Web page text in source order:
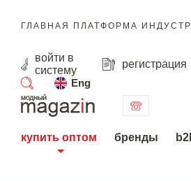
ГЛАВНАЯ ПЛАТФОРМА
войти в
систему
регистрация
Eng
поиск
купить оптом бренды